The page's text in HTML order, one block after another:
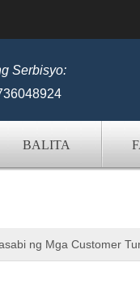
Serbisyo:
BALITA
ng Mga Customer